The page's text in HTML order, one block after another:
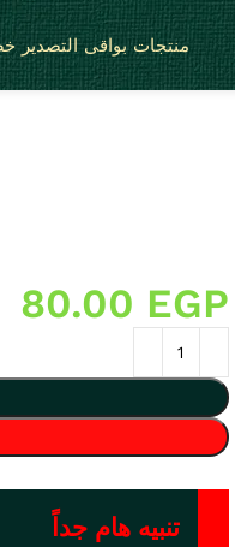
منتجات بواقى التصدير
80.00 EGP
تنبيه هام جداً